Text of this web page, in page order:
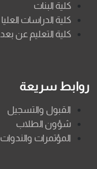
كلية البنات
كلية الدراسات العليا
كلية التعليم عن بعد
روابط سريعة
القبول والتسجيل
شؤون الطلاب
المؤتمرات والندوات